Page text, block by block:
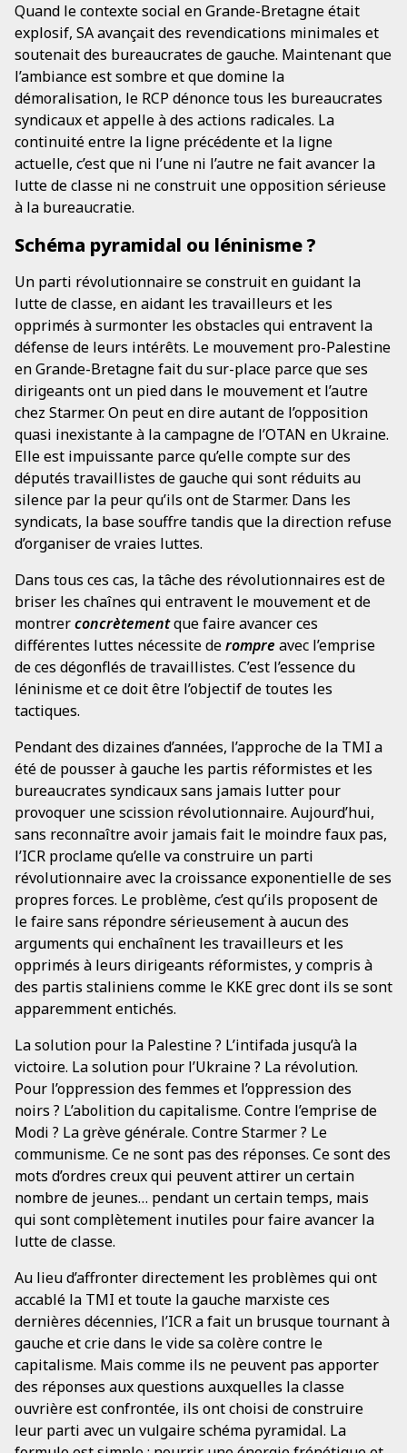
Quand le contexte social en Grande-Bretagne était
explosif, SA avançait des revendications minimales et
soutenait des bureaucrates de gauche. Maintenant que
l’ambiance est sombre et que domine la
démoralisation, le RCP dénonce tous les bureaucrates
syndicaux et appelle à des actions radicales. La
continuité entre la ligne précédente et la ligne
actuelle, c’est que ni l’une ni l’autre ne fait avancer la
lutte de classe ni ne construit une opposition sérieuse
à la bureaucratie.
Schéma pyramidal ou léninisme ?
Un parti révolutionnaire se construit en guidant la
lutte de classe, en aidant les travailleurs et les
opprimés à surmonter les obstacles qui entravent la
défense de leurs intérêts. Le mouvement pro-Palestine
en Grande-Bretagne fait du sur-place parce que ses
dirigeants ont un pied dans le mouvement et l’autre
chez Starmer. On peut en dire autant de l’opposition
quasi inexistante à la campagne de l’OTAN en Ukraine.
Elle est impuissante parce qu’elle compte sur des
députés travaillistes de gauche qui sont réduits au
silence par la peur qu’ils ont de Starmer. Dans les
syndicats, la base souffre tandis que la direction refuse
d’organiser de vraies luttes.
Dans tous ces cas, la tâche des révolutionnaires est de
briser les chaînes qui entravent le mouvement et de
montrerconcrètementque faire avancer ces
différentes luttes nécessite derompre avec l’emprise
de ces dégonflés de travaillistes. C’est l’essence du
léninisme et ce doit être l’objectif de toutes les
tactiques.
Pendant des dizaines d’années, l’approche de la TMI a
été de pousser à gauche les partis réformistes et les
bureaucrates syndicaux sans jamais lutter pour
provoquer une scission révolutionnaire. Aujourd’hui,
sans reconnaître avoir jamais fait le moindre faux pas,
l’ICR proclame qu’elle va construire un parti
révolutionnaire avec la croissance exponentielle de ses
propres forces. Le problème, c’est qu’ils proposent de
le faire sans répondre sérieusement à aucun des
arguments qui enchaînent les travailleurs et les
opprimés à leurs dirigeants réformistes, y compris à
des partis staliniens comme le KKE grec dont ils se sont
apparemment entichés.
La solution pour la Palestine ? L’intifada jusqu’à la
victoire. La solution pour l’Ukraine ? La révolution.
Pour l’oppression des femmes et l’oppression des
noirs ? L’abolition du capitalisme. Contre l’emprise de
Modi ? La grève générale. Contre Starmer ? Le
communisme. Ce ne sont pas des réponses. Ce sont des
mots d’ordres creux qui peuvent attirer un certain
nombre de jeunes… pendant un certain temps, mais
qui sont complètement inutiles pour faire avancer la
lutte de classe.
Au lieu d’affronter directement les problèmes qui ont
accablé la TMI et toute la gauche marxiste ces
dernières décennies, l’ICR a fait un brusque tournant à
gauche et crie dans le vide sa colère contre le
capitalisme. Mais comme ils ne peuvent pas apporter
des réponses aux questions auxquelles la classe
ouvrière est confrontée, ils ont choisi de construire
leur parti avec un vulgaire schéma pyramidal. La